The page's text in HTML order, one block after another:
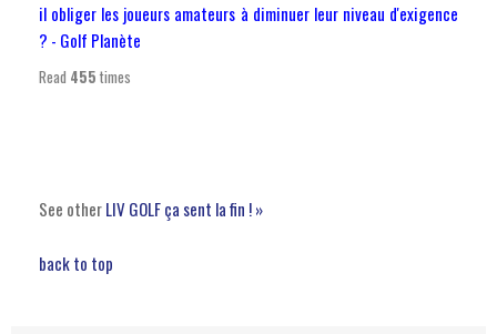
il obliger les joueurs amateurs à diminuer leur niveau d'exigence
? - Golf Planète
Read 455 times
See otherLIV GOLF ça sent la fin ! »
back to top